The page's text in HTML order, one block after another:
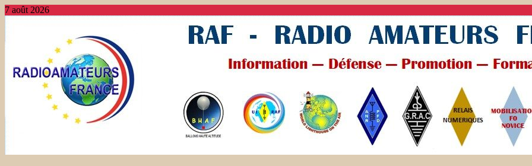
7 août 2026